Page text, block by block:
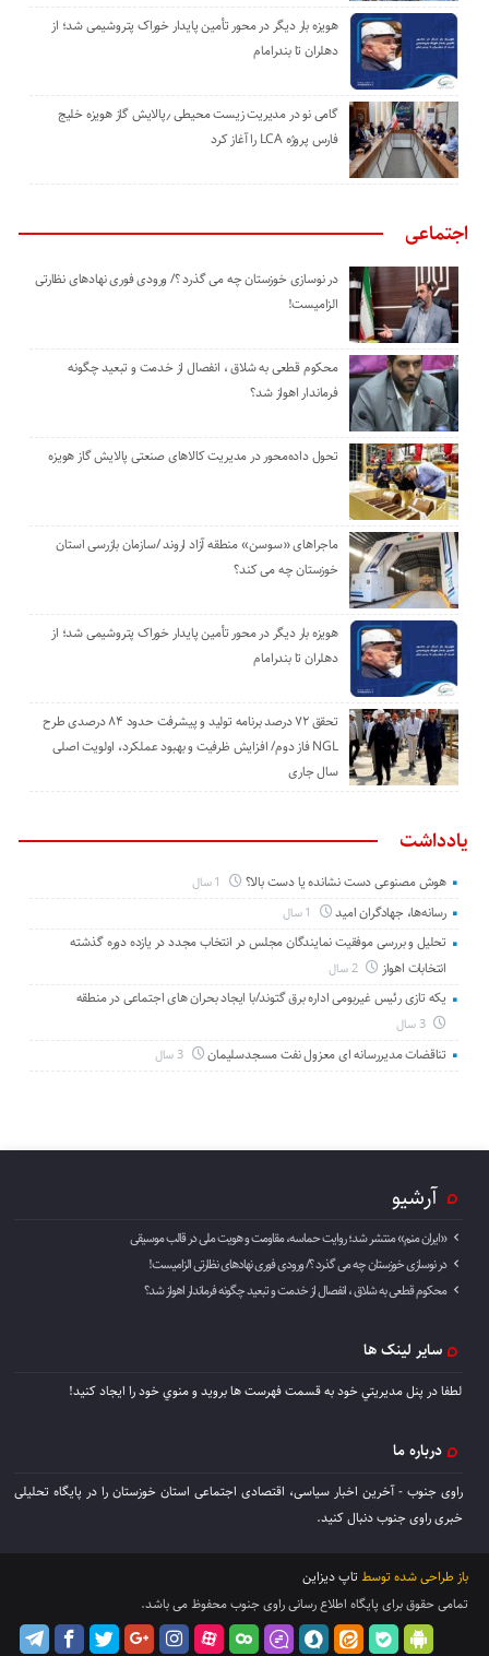
هویزه بار دیگر در محور تأمین پایدار خوراک پتروشیمی شد؛ از
دهلران تا بندرامام
گامی نو در مدیریت زیست ‌محیطی ٫پالایش گاز هویزه خلیج
‌فارس پروژه LCA را آغاز کرد
اجتماعی
در نوسازی خوزستان چه می گذرد ؟/ ورودی فوری نهادهای نظارتی
الزامیست!
محکوم قطعی به شلاق ، انفصال از خدمت و تبعید چگونه
فرماندار اهواز شد؟
تحول داده‌محور در مدیریت کالاهای صنعتی پالایش گاز هویزه
ماجراهای «سوسن» منطقه آزاد اروند /سازمان بازرسی استان
خوزستان چه می کند؟
هویزه بار دیگر در محور تأمین پایدار خوراک پتروشیمی شد؛ از
دهلران تا بندرامام
تحقق ۷۲ درصد برنامه تولید و پیشرفت حدود ۸۴ درصدی طرح
NGL فاز دوم/ افزایش ظرفیت و بهبود عملکرد، اولویت اصلی
سال جاری
یادداشت
هوش مصنوعی دست نشانده یا دست بالا؟
رسانه‌ها، جهادگران امید
تحلیل و بررسی موفقیت نمایندگان مجلس در انتخاب مجدد در یازده دوره گذشته
انتخابات اهواز
2 سال
یکه تازی رئیس غیربومی اداره برق گتوند/با ایجاد بحران های اجتماعی در منطقه
3 سال
تناقضات مدیررسانه ای معزول نفت مسجدسلیمان 3 سال
آرشیو
«ایران منم» منتشر شد؛ روایت حماسه، مقاومت و هویت ملی در قالب موسیقی
در نوسازی خوزستان چه می گذرد ؟/ ورودی فوری نهادهای نظارتی الزامیست!
محکوم قطعی به شلاق ، انفصال از خدمت و تبعید چگونه فرماندار اهواز شد؟
سایر لینک ها
لطفا در پنل مديريتي خود به قسمت فهرست ها برويد و منوي خود را ايجاد كنيد!
درباره ما
راوی جنوب - آخرین اخبار سیاسی، اقتصادی اجتماعی استان خوزستان را در پایگاه تحلیلی
خبری راوی جنوب دنبال کنید.
باز طراحی شده توسط تاپ دیزاین
تمامی حقوق برای پایگاه اطلاع رسانی راوی جنوب محفوظ می باشد.